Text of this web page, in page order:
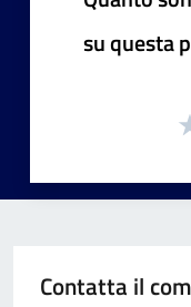
su questa
Contatta il